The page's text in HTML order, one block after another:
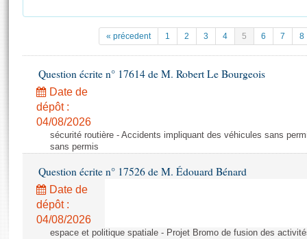
Projets de loi
Propositions de loi
Amendements
Textes adoptés
Rapports législatifs
Rapports sur l'application des lois
Baromètre de l’application des lois
Documents de référence
( Constitution | Règlement de l'Assemblée ... )
Histoire
Juniors
Anciennes législatures
La Bibliothèque
Contacts et plan d'accès
Photos libres de droit
« précedent 1 2 3 4 5 6 7 8
Question écrite n° 17614 de M. Robert Le Bourgeois
Date de
dépôt :
04/08/2026
sécurité routière - Accidents impliquant des véhicules sans
sans permis
Question écrite n° 17526 de M. Édouard Bénard
Date de
dépôt :
04/08/2026
espace et politique spatiale - Projet Bromo de fusion des